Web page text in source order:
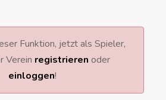
Funktion, jetzt als Spieler,
Verein registrieren oder
einloggen!